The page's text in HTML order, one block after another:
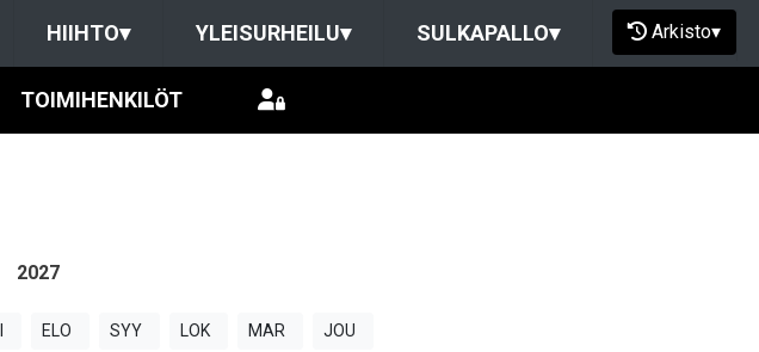
HIIHTO▾ YLEISURHEILU▾ SULKAPALLO▾ Arkisto▾
TOIMIHENKILÖT
2027
ELO SYY LOK MAR JOU